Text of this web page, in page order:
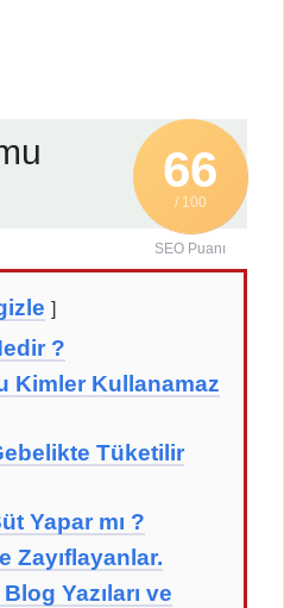
66
/ 100
SEO Puanı
?
Kimler Kullanamaz
Tüketilir
Yapar mı ?
Zayıflayanlar.
Yazıları ve